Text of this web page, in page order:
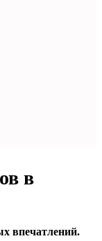
в
впечатлений.